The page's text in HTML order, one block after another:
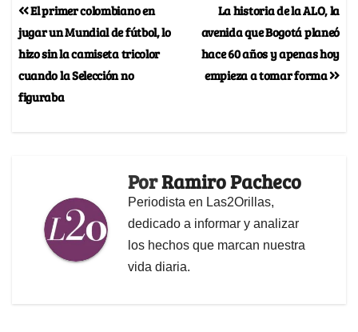
La historia de la ALO, la
avenida que Bogotá planeó
hace 60 años y apenas hoy
empieza a tomar forma
El primer colombiano en
jugar un Mundial de fútbol, lo
hizo sin la camiseta tricolor
cuando la Selección no
figuraba
PorRamiro Pacheco
Periodista en Las2Orillas,
dedicado a informar y analizar
los hechos que marcan nuestra
vida diaria.